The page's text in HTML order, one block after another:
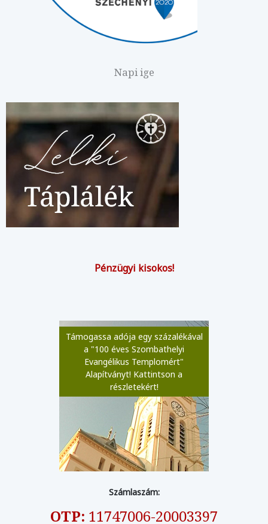
Napi ige
Pénzügyi kisokos!
Támogassa adója egy százalékával
a "100 éves Szombathelyi
Evangélikus Templomért"
Alapítványt! Kattintson a
részletekért!
Számlaszám:
OTP: 11747006-20003397